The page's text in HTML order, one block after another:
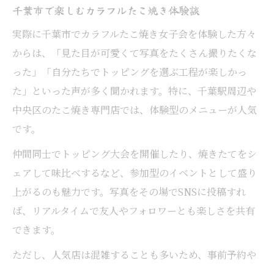
千葉市で楽しむカラフルたこ焼き体験談
実際に千葉市でカラフルたこ焼き女子会を体験した方々
からは、「見た目が可愛くて写真をたくさん撮りたくな
った」「自分たちでトッピングを選ぶ工程が楽しかっ
た」といった声が多く聞かれます。特に、千葉駅周辺や
中央区のたこ焼き専門店では、体験型のメニューが人気
です。
仲間同士でトッピング大会を開催したり、焼きたてをシ
ェアして味比べするなど、参加型のイベントとして盛り
上がるのも魅力です。写真をその場でSNSに投稿すれ
ば、リアルタイムで友人やフォロワーとも楽しさを共有
できます。
ただし、人気店は混雑することも多いため、事前予約や